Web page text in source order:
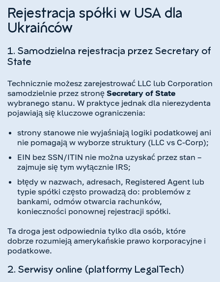
Rejestracja spółki w USA dla
Ukraińców
1. Samodzielna rejestracja przez Secretary of
State
Technicznie możesz zarejestrować LLC lub Corporation
samodzielnie przez stronę Secretary of State
wybranego stanu. W praktyce jednak dla nierezydenta
pojawiają się kluczowe ograniczenia:
strony stanowe nie wyjaśniają logiki podatkowej ani
nie pomagają w wyborze struktury (LLC vs C-Corp);
EIN bez SSN/ITIN nie można uzyskać przez stan –
zajmuje się tym wyłącznie IRS;
błędy w nazwach, adresach, Registered Agent lub
typie spółki często prowadzą do: problemów z
bankami, odmów otwarcia rachunków,
konieczności ponownej rejestracji spółki.
Ta droga jest odpowiednia tylko dla osób, które
dobrze rozumieją amerykańskie prawo korporacyjne i
podatkowe.
2. Serwisy online (platformy LegalTech)